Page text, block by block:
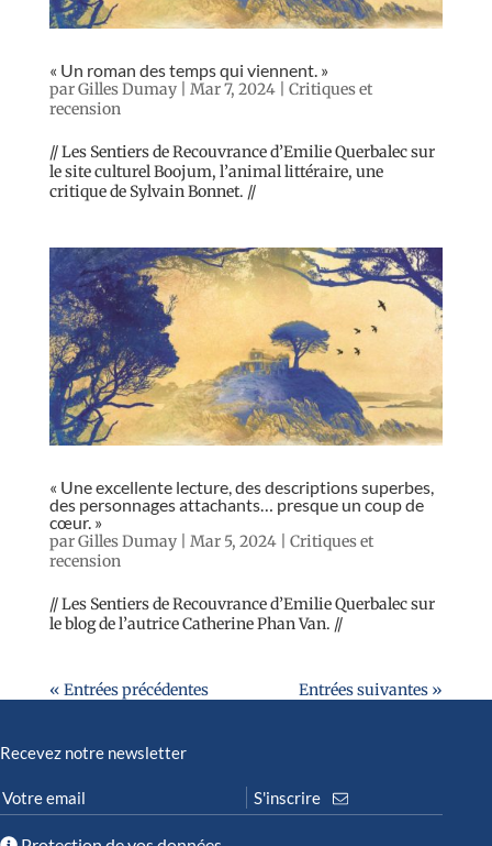
« Un roman des temps qui viennent. »
parGilles Dumay| Mar 7, 2024| Critiques et
recension
// Les Sentiers de Recouvrance d’Emilie Querbalec sur
le site culturel Boojum, l’animal littéraire, une
critique de Sylvain Bonnet. //
« Une excellente lecture, des descriptions superbes,
des personnages attachants… presque un coup de
cœur. »
parGilles Dumay| Mar 5, 2024| Critiques et
recension
// Les Sentiers de Recouvrance d’Emilie Querbalec sur
le blog de l’autrice Catherine Phan Van. //
« Entrées précédentes Entrées suivantes »
Recevez notre newsletter